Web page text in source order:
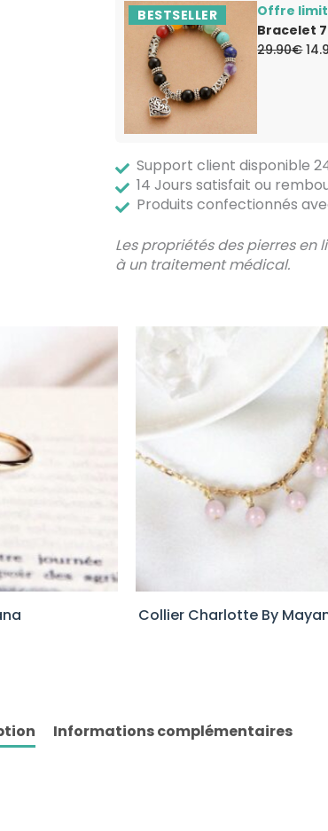
BESTSELLER
Offre
Bracelet
29.90€Le
prix
Support client disponible
14 Jours satisfait ou
Produits confectionnés
Les propriétés des pierres
à un traitement médical.
Collier Charlotte By
Informations complémentaires